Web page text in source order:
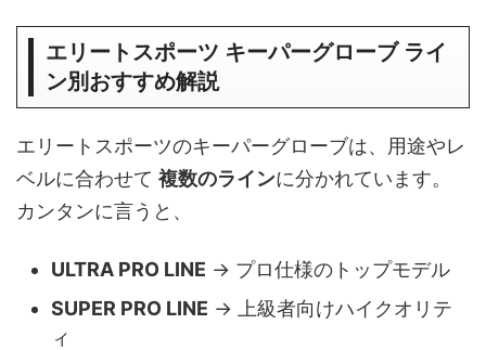
エリートスポーツ キーパーグローブ ライ
ン別おすすめ解説
エリートスポーツのキーパーグローブは、用途やレ
ベルに合わせて 複数のラインに分かれています。
カンタンに言うと、
ULTRA PRO LINE → プロ仕様のトップモデル
SUPER PRO LINE → 上級者向けハイクオリテ
ィ